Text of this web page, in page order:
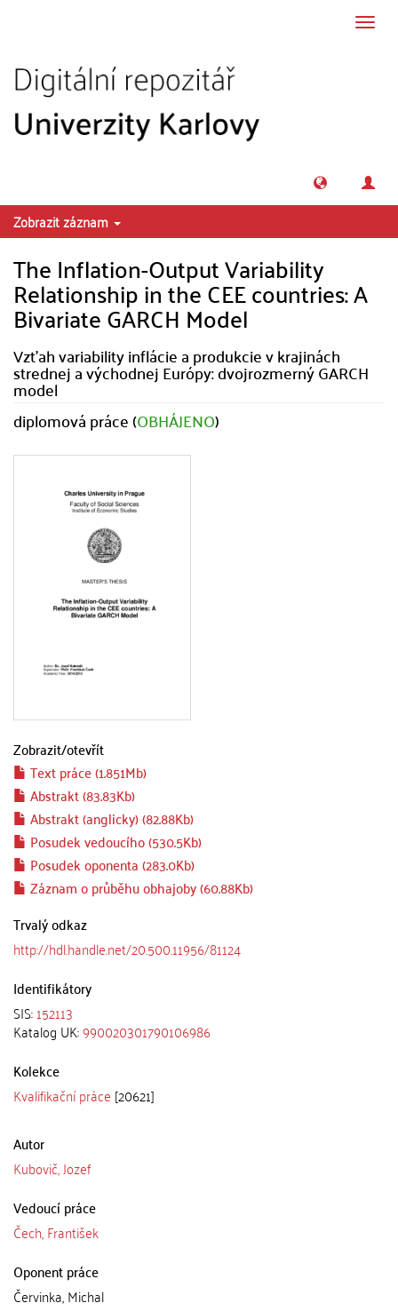
Zobrazit záznam
The Inflation-Output Variability
Relationship in the CEE countries: A
Bivariate GARCH Model
Vzťah variability inflácie a produkcie v krajinách
strednej a východnej Európy: dvojrozmerný GARCH
model
diplomová práce (OBHÁJENO)
Zobrazit/otevřít
Text práce (1.851Mb)
Abstrakt (83.83Kb)
Abstrakt (anglicky) (82.88Kb)
Posudek vedoucího (530.5Kb)
Posudek oponenta (283.0Kb)
Záznam o průběhu obhajoby (60.88Kb)
Trvalý odkaz
http://hdl.handle.net/20.500.11956/81124
Identifikátory
SIS:152113
Katalog UK:990020301790106986
Kolekce
Kvalifikační práce [20621]
Autor
Kubovič, Jozef
Vedoucí práce
Čech, František
Oponent práce
Červinka, Michal